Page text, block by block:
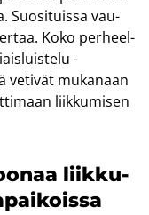
Suo­si­tuis­sa vau­
Koko per­heel­
-​
ve­ti­vät mu­ka­naan
liik­ku­mi­sen
liik­ku­